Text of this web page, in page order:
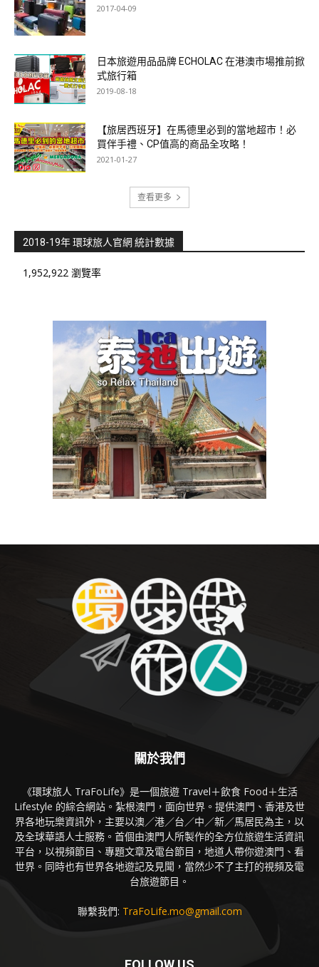
2017-04-09
日本旅遊用品品牌 ECHOLAC 在港澳市場推前掀
式旅行箱
2019-08-18
【旅居西班牙】在馬德里必到的當地超市！必
買伴手禮、CP值高的商品全攻略！
2021-01-27
查看更多
2018-19年 環球旅人官網 統計數據
1,952,922 瀏覽率
關於我們
《環球旅人 TraFoLife》是一個旅遊 Travel＋飲食 Food＋生活
Lifestyle 的綜合網站。紮根澳門，面向世界。提供澳門、香港及世
界各地玩樂資訊外，主要以澳／港／台／中／新／馬居民為主，以
及全球華語人士服務。首個由澳門人所製作的全方位旅遊生活資訊
平台，以視頻節目、專題文章及電台節目，地道人帶你遊澳門、看
世界。同時也有世界各地遊記及見聞，當然少不了主打的視頻及電
台旅遊節目。
聯繫我們: TraFoLife.mo@gmail.com